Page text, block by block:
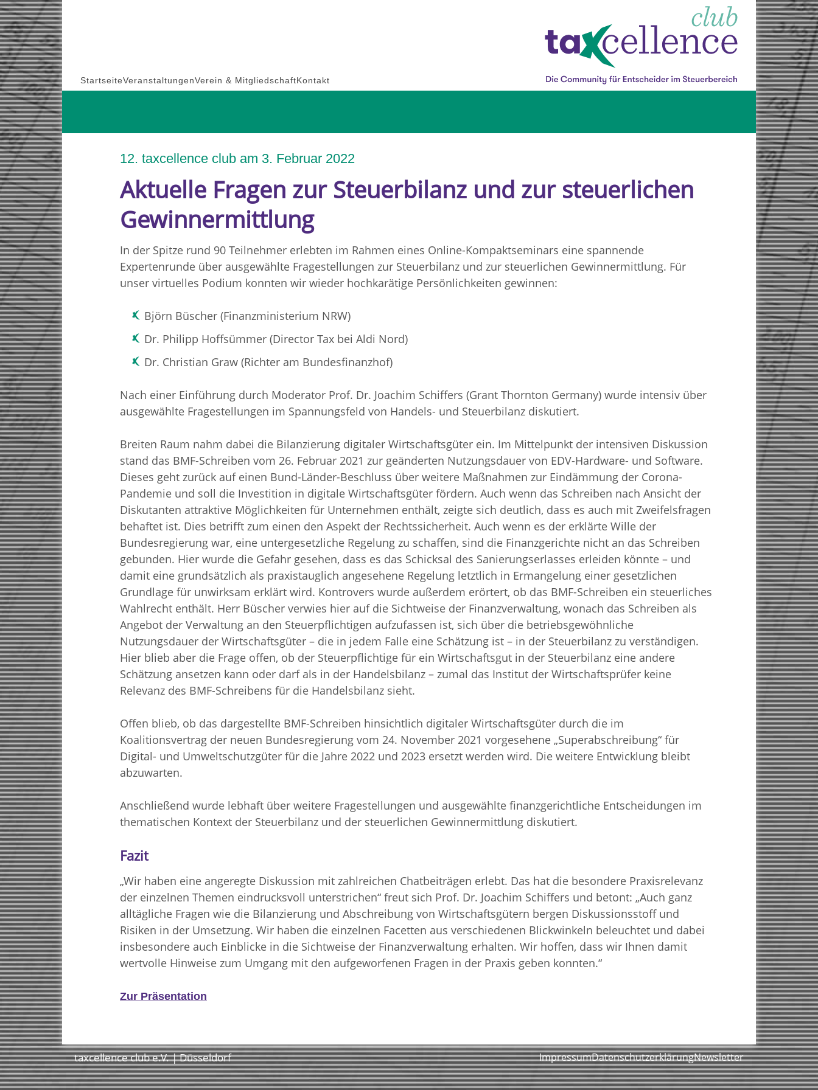
Skip
to
content
StartseiteVeranstaltungenVerein & MitgliedschaftKontakt
12. taxcellence club am 3. Februar 2022
Aktuelle Fragen zur Steuerbilanz und zur steuerlichen
Gewinnermittlung
In der Spitze rund 90 Teilnehmer erlebten im Rahmen eines Online-Kompaktseminars eine spannende
Expertenrunde über ausgewählte Fragestellungen zur Steuerbilanz und zur steuerlichen Gewinnermittlung. Für
unser virtuelles Podium konnten wir wieder hochkarätige Persönlichkeiten gewinnen:
Björn Büscher (Finanzministerium NRW)
Dr. Philipp Hoffsümmer (Director Tax bei Aldi Nord)
Dr. Christian Graw (Richter am Bundesfinanzhof)
Nach einer Einführung durch Moderator Prof. Dr. Joachim Schiffers (Grant Thornton Germany) wurde intensiv über
ausgewählte Fragestellungen im Spannungsfeld von Handels- und Steuerbilanz diskutiert.
Breiten Raum nahm dabei die Bilanzierung digitaler Wirtschaftsgüter ein. Im Mittelpunkt der intensiven Diskussion
stand das BMF-Schreiben vom 26. Februar 2021 zur geänderten Nutzungsdauer von EDV-Hardware- und Software.
Dieses geht zurück auf einen Bund-Länder-Beschluss über weitere Maßnahmen zur Eindämmung der Corona-
Pandemie und soll die Investition in digitale Wirtschaftsgüter fördern. Auch wenn das Schreiben nach Ansicht der
Diskutanten attraktive Möglichkeiten für Unternehmen enthält, zeigte sich deutlich, dass es auch mit Zweifelsfragen
behaftet ist. Dies betrifft zum einen den Aspekt der Rechtssicherheit. Auch wenn es der erklärte Wille der
Bundesregierung war, eine untergesetzliche Regelung zu schaffen, sind die Finanzgerichte nicht an das Schreiben
gebunden. Hier wurde die Gefahr gesehen, dass es das Schicksal des Sanierungserlasses erleiden könnte – und
damit eine grundsätzlich als praxistauglich angesehene Regelung letztlich in Ermangelung einer gesetzlichen
Grundlage für unwirksam erklärt wird. Kontrovers wurde außerdem erörtert, ob das BMF-Schreiben ein steuerliches
Wahlrecht enthält. Herr Büscher verwies hier auf die Sichtweise der Finanzverwaltung, wonach das Schreiben als
Angebot der Verwaltung an den Steuerpflichtigen aufzufassen ist, sich über die betriebsgewöhnliche
Nutzungsdauer der Wirtschaftsgüter – die in jedem Falle eine Schätzung ist – in der Steuerbilanz zu verständigen.
Hier blieb aber die Frage offen, ob der Steuerpflichtige für ein Wirtschaftsgut in der Steuerbilanz eine andere
Schätzung ansetzen kann oder darf als in der Handelsbilanz – zumal das Institut der Wirtschaftsprüfer keine
Relevanz des BMF-Schreibens für die Handelsbilanz sieht.
Offen blieb, ob das dargestellte BMF-Schreiben hinsichtlich digitaler Wirtschaftsgüter durch die im
Koalitionsvertrag der neuen Bundesregierung vom 24. November 2021 vorgesehene „Superabschreibung“ für
Digital- und Umweltschutzgüter für die Jahre 2022 und 2023 ersetzt werden wird. Die weitere Entwicklung bleibt
abzuwarten.
Anschließend wurde lebhaft über weitere Fragestellungen und ausgewählte finanzgerichtliche Entscheidungen im
thematischen Kontext der Steuerbilanz und der steuerlichen Gewinnermittlung diskutiert.
Fazit
„Wir haben eine angeregte Diskussion mit zahlreichen Chatbeiträgen erlebt. Das hat die besondere Praxisrelevanz
der einzelnen Themen eindrucksvoll unterstrichen“ freut sich Prof. Dr. Joachim Schiffers und betont: „Auch ganz
alltägliche Fragen wie die Bilanzierung und Abschreibung von Wirtschaftsgütern bergen Diskussionsstoff und
Risiken in der Umsetzung. Wir haben die einzelnen Facetten aus verschiedenen Blickwinkeln beleuchtet und dabei
insbesondere auch Einblicke in die Sichtweise der Finanzverwaltung erhalten. Wir hoffen, dass wir Ihnen damit
wertvolle Hinweise zum Umgang mit den aufgeworfenen Fragen in der Praxis geben konnten.“
Zur Präsentation
taxcellence club e.V. | Düsseldorf ImpressumDatenschutzerklärungNewsletter